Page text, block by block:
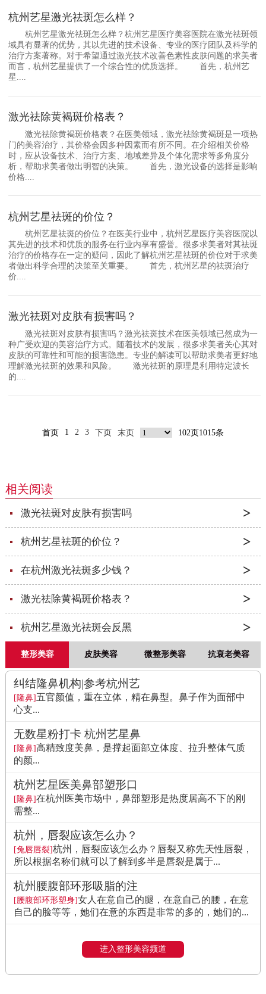
杭州艺星激光祛斑怎么样？
杭州艺星激光祛斑怎么样？杭州艺星医疗美容医院在激光祛斑领
域具有显著的优势，其以先进的技术设备、专业的医疗团队及科学的
治疗方案著称。对于希望通过激光技术改善色素性皮肤问题的求美者
而言，杭州艺星提供了一个综合性的优质选择。 首先，杭州艺
星....
激光祛除黄褐斑价格表？
激光祛除黄褐斑价格表？在医美领域，激光祛除黄褐斑是一项热
门的美容治疗，其价格会因多种因素而有所不同。在介绍相关价格
时，应从设备技术、治疗方案、地域差异及个体化需求等多角度分
析，帮助求美者做出明智的决策。 首先，激光设备的选择是影响
价格....
杭州艺星祛斑的价位？
杭州艺星祛斑的价位？在医美行业中，杭州艺星医疗美容医院以
其先进的技术和优质的服务在行业内享有盛誉。很多求美者对其祛斑
治疗的价格存在一定的疑问，因此了解杭州艺星祛斑的价位对于求美
者做出科学合理的决策至关重要。 首先，杭州艺星的祛斑治疗
价....
激光祛斑对皮肤有损害吗？
激光祛斑对皮肤有损害吗？激光祛斑技术在医美领域已然成为一
种广受欢迎的美容治疗方式。随着技术的发展，很多求美者关心其对
皮肤的可靠性和可能的损害隐患。专业的解读可以帮助求美者更好地
理解激光祛斑的效果和风险。 激光祛斑的原理是利用特定波长
的....
首页 1 2 3 下页 末页 102页1015条
相关阅读
激光祛斑对皮肤有损害吗
杭州艺星祛斑的价位？
在杭州激光祛斑多少钱？
激光祛除黄褐斑价格表？
杭州艺星激光祛斑会反黑
整形美容 皮肤美容 微整形美容 抗衰老美容
纠结隆鼻机构|参考杭州艺
[隆鼻]五官颜值，重在立体，精在鼻型。鼻子作为面部中
心支...
无数星粉打卡 杭州艺星鼻
[隆鼻]高精致度美鼻，是撑起面部立体度、拉升整体气质
的颜...
杭州艺星医美鼻部塑形口
[隆鼻]在杭州医美市场中，鼻部塑形是热度居高不下的刚
需整...
杭州，唇裂应该怎么办？
[兔唇唇裂]杭州，唇裂应该怎么办？唇裂又称先天性唇裂，
所以根据名称们就可以了解到多半是唇裂是属于...
杭州腰腹部环形吸脂的注
[腰腹部环形塑身]女人在意自己的腿，在意自己的腰，在意
自己的脸等等，她们在意的东西是非常的多的，她们的...
进入整形美容频道